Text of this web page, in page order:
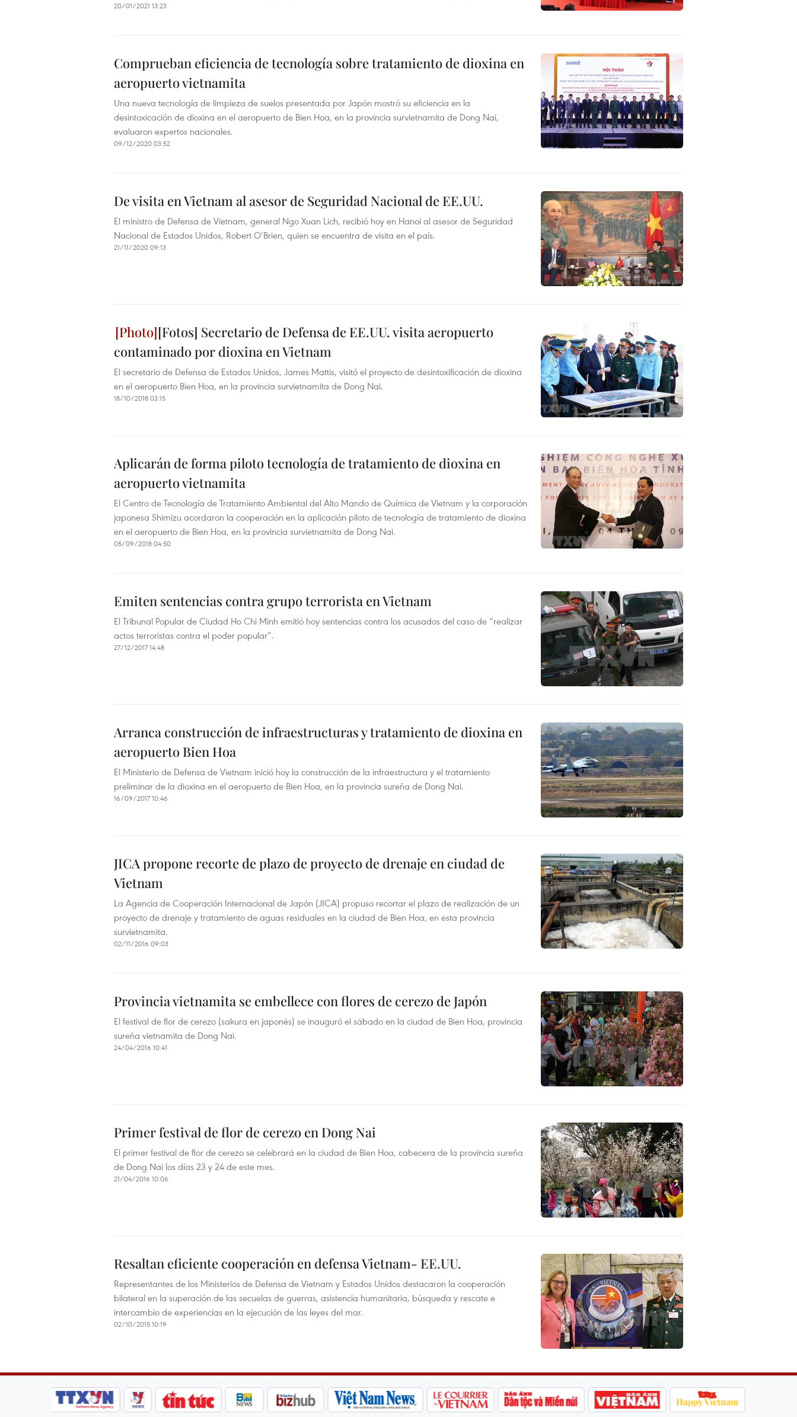
20/01/2021 13:23
Comprueban eficiencia de tecnología sobre tratamiento de dioxina en
aeropuerto vietnamita
Una nueva tecnología de limpieza de suelos presentada por Japón mostró su eficiencia en la
desintoxicación de dioxina en el aeropuerto de Bien Hoa, en la provincia survietnamita de Dong Nai,
evaluaron expertos nacionales.
09/12/2020 03:52
De visita en Vietnam al asesor de Seguridad Nacional de EE.UU.
El ministro de Defensa de Vietnam, general Ngo Xuan Lich, recibió hoy en Hanoi al asesor de Seguridad
Nacional de Estados Unidos, Robert O’Brien, quien se encuentra de visita en el país.
21/11/2020 09:13
[Fotos] Secretario de Defensa de EE.UU. visita aeropuerto
contaminado por dioxina en Vietnam
El secretario de Defensa de Estados Unidos, James Mattis, visitó el proyecto de desintoxificación de dioxina
en el aeropuerto Bien Hoa, en la provincia survietnamita de Dong Nai.
18/10/2018 03:15
Aplicarán de forma piloto tecnología de tratamiento de dioxina en
aeropuerto vietnamita
El Centro de Tecnología de Tratamiento Ambiental del Alto Mando de Química de Vietnam y la corporación
japonesa Shimizu acordaron la cooperación en la aplicación piloto de tecnología de tratamiento de dioxina
en el aeropuerto de Bien Hoa, en la provincia survietnamita de Dong Nai.
05/09/2018 04:50
Emiten sentencias contra grupo terrorista en Vietnam
El Tribunal Popular de Ciudad Ho Chi Minh emitió hoy sentencias contra los acusados del caso de “realizar
actos terroristas contra el poder popular”.
27/12/2017 14:48
Arranca construcción de infraestructuras y tratamiento de dioxina en
aeropuerto Bien Hoa
El Ministerio de Defensa de Vietnam inició hoy la construcción de la infraestructura y el tratamiento
preliminar de la dioxina en el aeropuerto de Bien Hoa, en la provincia sureña de Dong Nai.
16/09/2017 10:46
JICA propone recorte de plazo de proyecto de drenaje en ciudad de
Vietnam
La Agencia de Cooperación Internacional de Japón (JICA) propuso recortar el plazo de realización de un
proyecto de drenaje y tratamiento de aguas residuales en la ciudad de Bien Hoa, en esta provincia
survietnamita.
02/11/2016 09:03
Provincia vietnamita se embellece con flores de cerezo de Japón
El festival de flor de cerezo (sakura en japonés) se inauguró el sábado en la ciudad de Bien Hoa, provincia
sureña vietnamita de Dong Nai.
24/04/2016 10:41
Primer festival de flor de cerezo en Dong Nai
El primer festival de flor de cerezo se celebrará en la ciudad de Bien Hoa, cabecera de la provincia sureña
de Dong Nai los días 23 y 24 de este mes.
21/04/2016 10:06
Resaltan eficiente cooperación en defensa Vietnam- EE.UU.
Representantes de los Ministerios de Defensa de Vietnam y Estados Unidos destacaron la cooperación
bilateral en la superación de las secuelas de guerras, asistencia humanitaria, búsqueda y rescate e
intercambio de experiencias en la ejecución de las leyes del mar.
02/10/2015 10:19